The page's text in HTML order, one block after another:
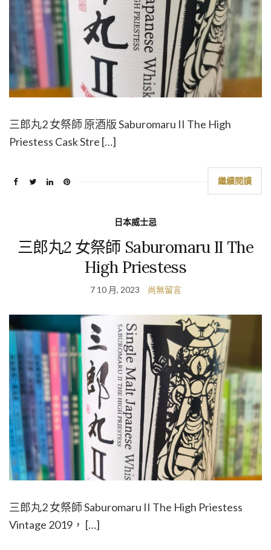
三郎丸2 女祭師 原酒版 Saburomaru II The High
Priestess Cask Stre […]
繼續閱讀
日本威士忌
三郎丸2 女祭師 Saburomaru II The
High Priestess
7 10 月, 2023 尚無留言
三郎丸2 女祭師 Saburomaru II The High Priestess
Vintage 2019， […]